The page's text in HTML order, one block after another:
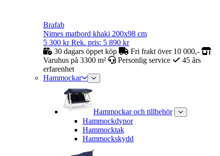
Brafab
Nimes matbord khaki 200x98 cm
5 300 kr Rek. pris: 5 890 kr
30 dagars öppet köp
Fri frakt över 10 000,-
Varuhus på 3300 m²
Personlig service
45 års
erfarenhet
Hammockar
Hammockar och tillbehör
Hammockdynor
Hammocktak
Hammockskydd